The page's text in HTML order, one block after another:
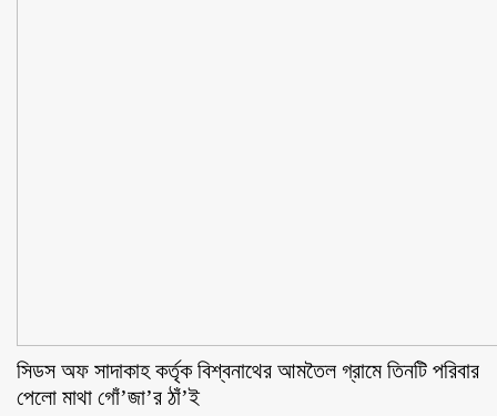
সিডস অফ সাদাকাহ কর্তৃক বিশ্বনাথের আমতৈল গ্রামে তিনটি পরিবার
পেলো মাথা গোঁ’জা’র ঠাঁ’ই